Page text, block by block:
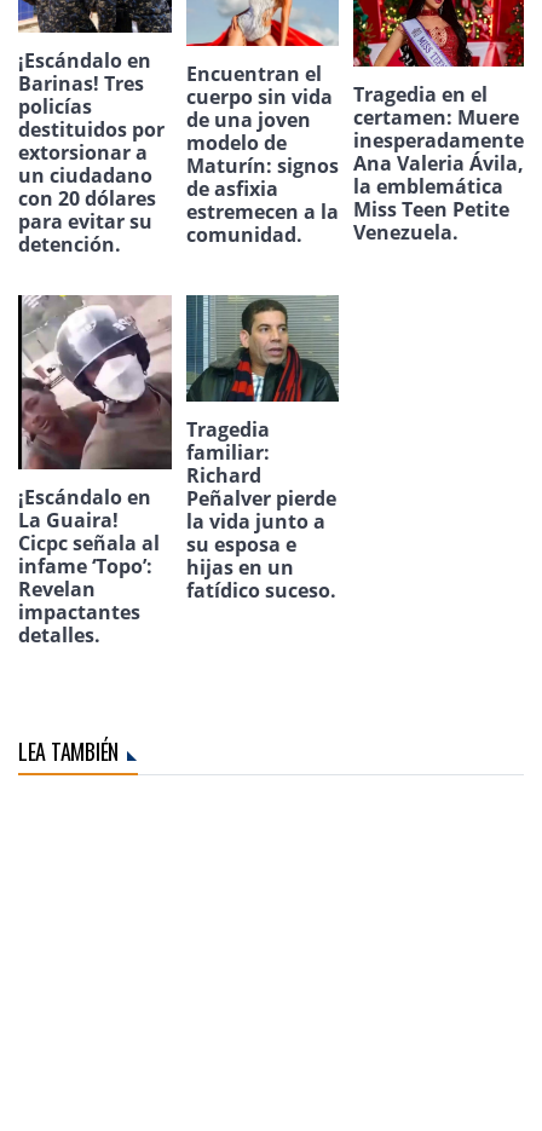
¡Escándalo en
Barinas! Tres
policías
destituidos por
extorsionar a
un ciudadano
con 20 dólares
para evitar su
detención.
Encuentran el
cuerpo sin vida
de una joven
modelo de
Maturín: signos
de asfixia
estremecen a la
comunidad.
Tragedia en el
certamen: Muere
inesperadamente
Ana Valeria Ávila,
la emblemática
Miss Teen Petite
Venezuela.
¡Escándalo en
La Guaira!
Cicpc señala al
infame ‘Topo’:
Revelan
impactantes
detalles.
Tragedia
familiar:
Richard
Peñalver pierde
la vida junto a
su esposa e
hijas en un
fatídico suceso.
LEA TAMBIÉN